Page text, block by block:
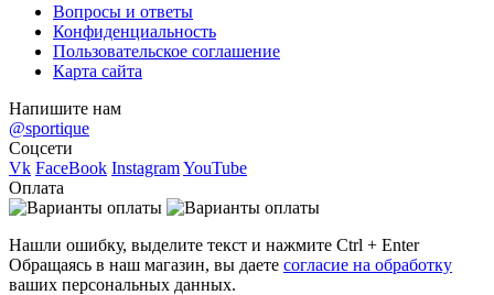
Вопросы и ответы
Конфиденциальность
Пользовательское соглашение
Карта сайта
Напишите нам
@sportique
Соцсети
Vk FaceBook InstagramYouTube
Оплата
Нашли ошибку, выделите текст и нажмите Ctrl + Enter
Обращаясь в наш магазин, вы даете согласие на обработку
ваших персональных данных.